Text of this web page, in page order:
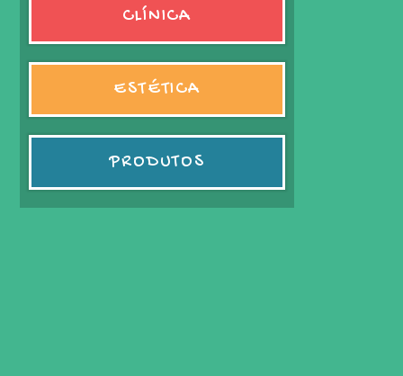
CLÍNICA
ESTÉTICA
PRODUTOS